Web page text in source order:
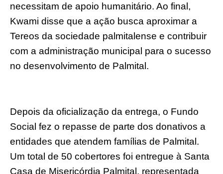
necessitam de apoio humanitário. Ao final,
Kwami disse que a ação busca aproximar a
Tereos da sociedade palmitalense e contribuir
com a administração municipal para o sucesso
no desenvolvimento de Palmital.
Depois da oficialização da entrega, o Fundo
Social fez o repasse de parte dos donativos a
entidades que atendem famílias de Palmital.
Um total de 50 cobertores foi entregue à Santa
Casa de Misericórdia Palmital, representada